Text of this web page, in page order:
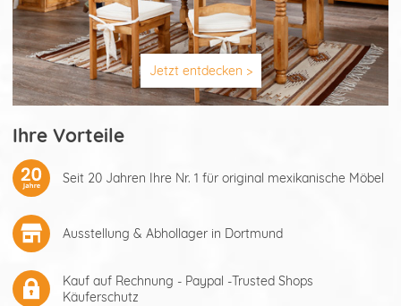
Jetzt entdecken >
Ihre Vorteile
Seit 20 Jahren Ihre Nr. 1 für original mexikanische Möbel
Ausstellung & Abhollager in Dortmund
Kauf auf Rechnung - Paypal -Trusted Shops
Käuferschutz